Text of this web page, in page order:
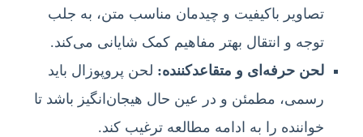
تصاویر باکیفیت و چیدمان مناسب متن، به جلب
توجه و انتقال بهتر مفاهیم کمک شایانی می‌کند.
لحن حرفه‌ای و متقاعدکننده: لحن پروپوزال باید
رسمی، مطمئن و در عین حال هیجان‌انگیز باشد تا
خواننده را به ادامه مطالعه ترغیب کند.